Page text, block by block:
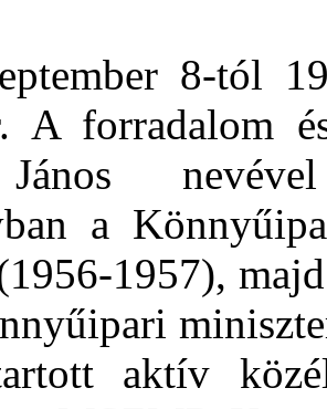
8-tól
A forradalom
nevével
a
1957),
aktív